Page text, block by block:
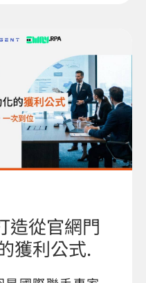
造從官網門
獲利公式.